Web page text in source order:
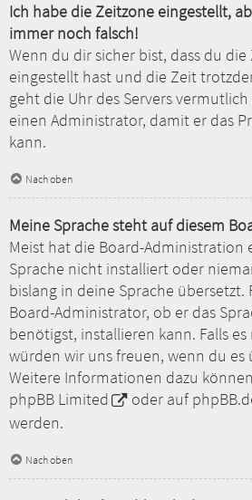
Ich habe die Zeitzone eingestellt,
immer noch falsch!
Wenn du dir sicher bist, dass du
eingestellt hast und die Zeit
geht die Uhr des Servers
einen Administrator, damit er das
kann.
Nach oben
Meine Sprache steht auf diesem
Meist hat die Board-Administration
Sprache nicht installiert oder
bislang in deine Sprache übersetzt.
Board-Administrator, ob er das
benötigst, installieren kann. Falls
würden wir uns freuen, wenn du es
Weitere Informationen dazu
phpBB Limited
oder auf
werden.
Nach oben